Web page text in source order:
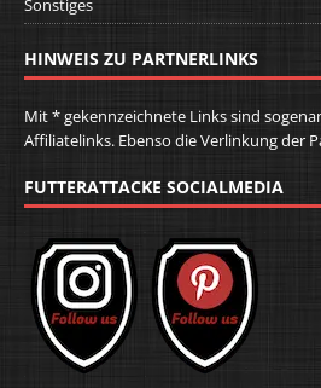
Sonstiges
HINWEIS ZU PARTNERLINKS
Mit * gekennzeichnete Links sind
Affiliatelinks. Ebenso die Verlinkung der
FUTTERATTACKE SOCIALMEDIA